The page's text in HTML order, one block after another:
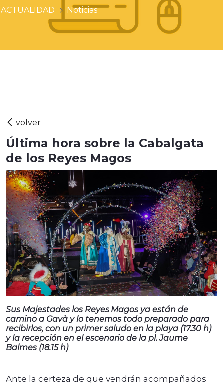
ACTUALIDAD Noticias
Última hora sobre la Cabalgata
de los Reyes Magos
Sus Majestades los Reyes Magos ya están de
camino a Gavà y lo tenemos todo preparado para
recibirlos, con un primer saludo en la playa (17.30 h)
y la recepción en el escenario de la pl. Jaume
Balmes (18.15 h)
Ante la certeza de que vendrán acompañados